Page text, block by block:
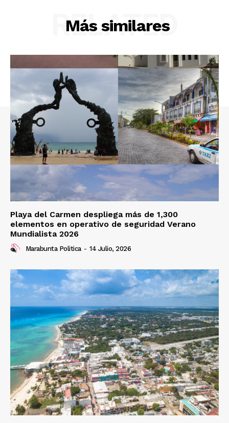
Más similares
RELATED
Playa del Carmen despliega más de 1,300
elementos en operativo de seguridad Verano
Mundialista 2026
Marabunta Politica - 14 Julio, 2026